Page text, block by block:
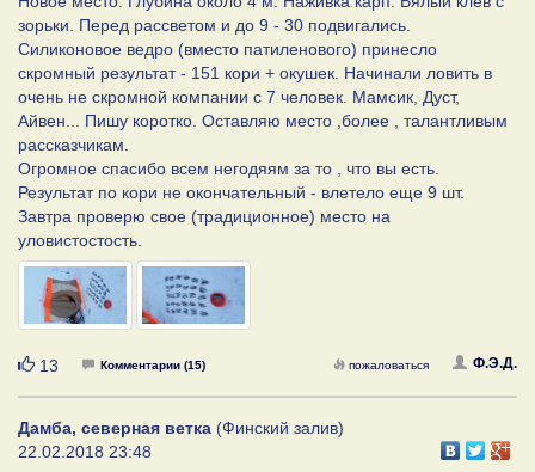
зорьки. Перед рассветом и до 9 - 30 подвигались.
Силиконовое ведро (вместо патиленового) принесло
скромный результат - 151 кори + окушек. Начинали ловить в
очень не скромной компании с 7 человек. Мамсик, Дуст,
Айвен... Пишу коротко. Оставляю место ,более , талантливым
рассказчикам.
Огромное спасибо всем негодяям за то , что вы есть.
Результат по кори не окончательный - влетело еще 9 шт.
Завтра проверю свое (традиционное) место на
уловистостость.
Нравится
13 Комментарии (15) Ф.Э.Д.
пожаловаться
Дамба, северная ветка (Финский залив)
22.02.2018 23:48